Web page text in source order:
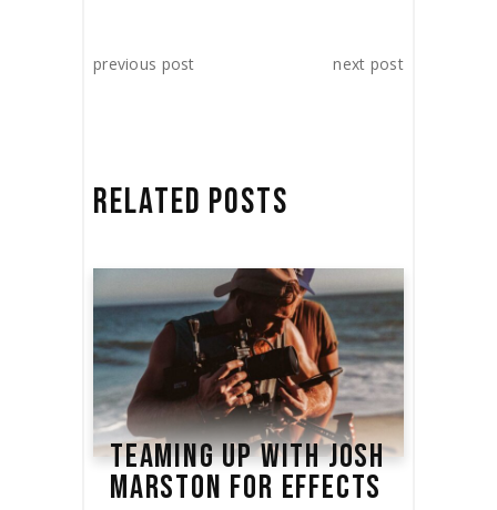
previous post next post
RELATED POSTS
TEAMING UP WITH JOSH
MARSTON FOR EFFECTS